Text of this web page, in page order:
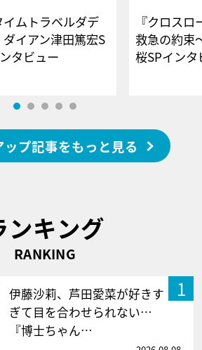
イムトラベルダデ
ダイアン津田篤宏S
ンタビュー
『クロス
救急の約束
桜SPイ
ップ記事をもっと見る
ンキング
RANKING
1
伊藤沙莉、芦田愛菜が好きす
ぎて目を合わせられない…
『博士ちゃん…